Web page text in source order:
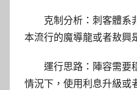
克制分析：刺客體系
本流行的魔導龍或者敖興
運行思路：陣容需要
情況下，使用利息升級或